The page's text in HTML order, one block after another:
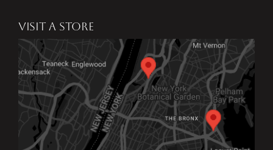
VISIT A STORE